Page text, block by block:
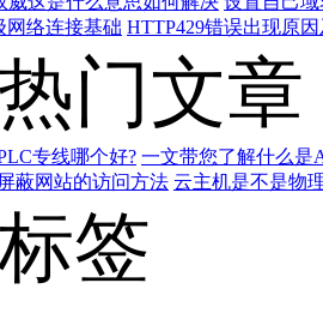
网络连接基础 HTTP429错误出现原
门文章
专线哪个好? 一文带您了解什么是
蔽网站的访问方法 云主机是不是物
签